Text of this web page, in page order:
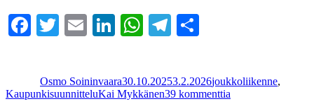
täpysäköin­
nin
to­
Facebook
Twitter
EmailLinkedIn
WhatsApp
Telegram
Osmo Soininvaara30.10.20253.2.2026joukkoliikenne,
KaupunkisuunnitteluAvainsanat
Kai Mykkänen39 kommenttia